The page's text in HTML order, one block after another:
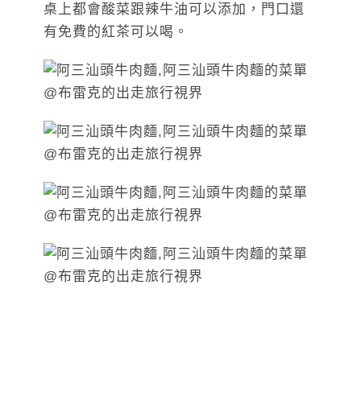
桌上都會酸菜跟辣牛油可以添加，門口還
有免費的紅茶可以喝。